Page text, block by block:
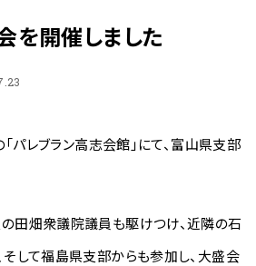
を開催しました
「パレブラン高志会館」にて、富山県支部
田畑衆議院議員も駆けつけ、近隣の石
して福島県支部からも参加し、大盛会